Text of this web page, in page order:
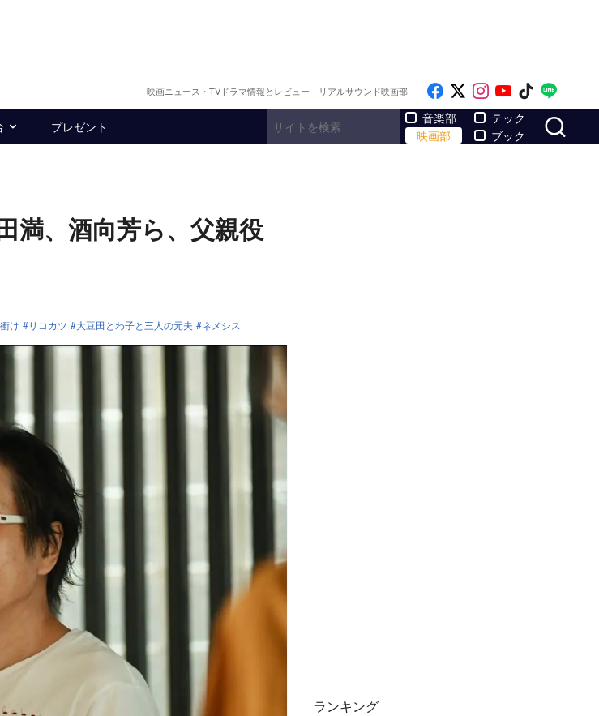
映画ニュース・TVドラマ情報とレビュー｜リアルサウンド映画部 Like on Facebook
Follow on x
Follow on
Follow on
Follow
プレゼント
音楽部
映画部
テック
ブック
満、酒向芳ら、父親役
け リコカツ 大豆田とわ子と三人の元夫 ネメシス
ランキング